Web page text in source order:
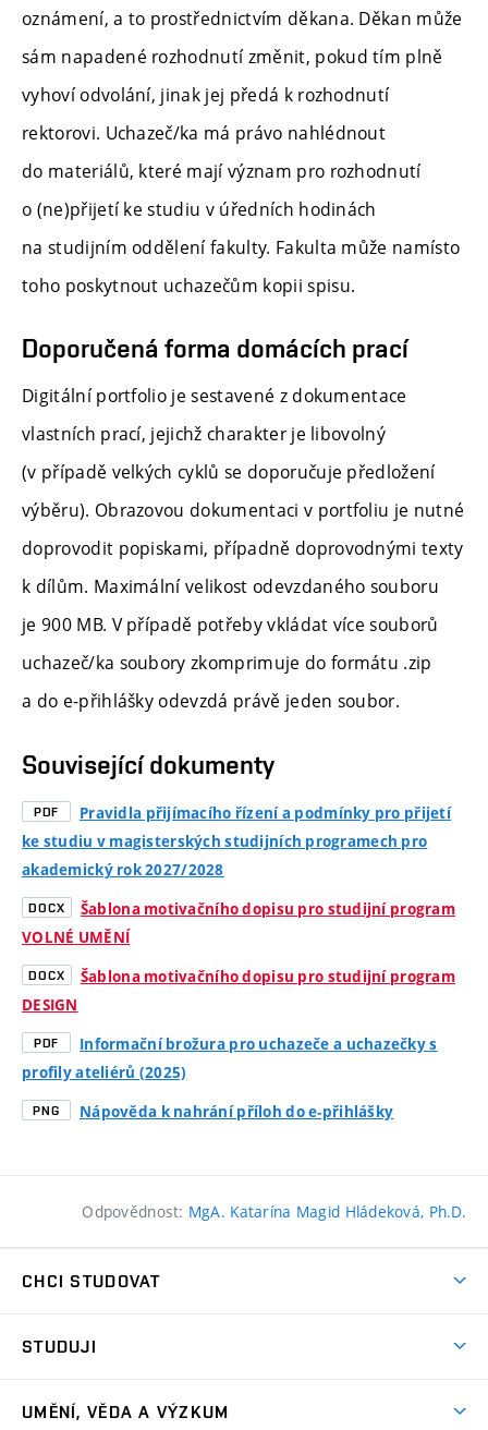
oznámení, a to prostřednictvím děkana. Děkan může
sám napadené rozhodnutí změnit, pokud tím plně
vyhoví odvolání, jinak jej předá k rozhodnutí
rektorovi. Uchazeč/ka má právo nahlédnout
do materiálů, které mají význam pro rozhodnutí
o (ne)přijetí ke studiu v úředních hodinách
na studijním oddělení fakulty. Fakulta může namísto
toho poskytnout uchazečům kopii spisu.
Doporučená forma domácích prací
Digitální portfolio je sestavené z dokumentace
vlastních prací, jejichž charakter je libovolný
(v případě velkých cyklů se doporučuje předložení
výběru). Obrazovou dokumentaci v portfoliu je nutné
doprovodit popiskami, případně doprovodnými texty
k dílům. Maximální velikost odevzdaného souboru
je 900 MB. V případě potřeby vkládat více souborů
uchazeč/ka soubory zkomprimuje do formátu .zip
a do e-přihlášky odevzdá právě jeden soubor.
Související dokumenty
PDF
Pravidla přijímacího řízení a podmínky pro přijetí
ke studiu v magisterských studijních programech pro
akademický rok 2027/2028
DOCX
Šablona motivačního dopisu pro studijní program
VOLNÉ UMĚNÍ
DOCX
Šablona motivačního dopisu pro studijní program
DESIGN
PDF
Informační brožura pro uchazeče a uchazečky s
profily ateliérů (2025)
PNG Nápověda k nahrání příloh do e-přihlášky
Odpovědnost: MgA. Katarína Magid Hládeková, Ph.D.
CHCI STUDOVAT
Přijímačky
STUDUJI
UMĚNÍ, VĚDA A VÝZKUM